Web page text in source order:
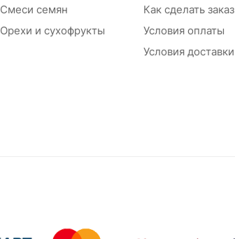
Смеси семян
Орехи и сухофрукты
Как сделать заказ
Условия оплаты
Условия доставки